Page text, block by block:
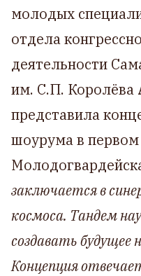
молодых
отдела
деятельности
им. С.П. Королёва
представила
шоурума в первом
заключается в
космоса. Тандем
создавать будущее
Концепция